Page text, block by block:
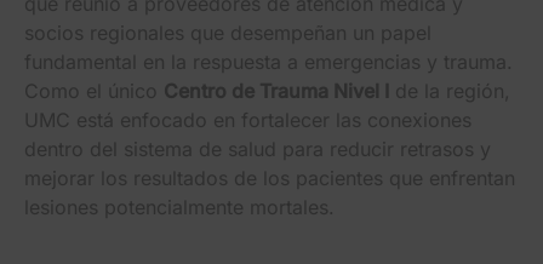
socios regionales que desempeñan un papel
fundamental en la respuesta a emergencias y trauma.
Como el único Centro de Trauma Nivel I de la región,
UMC está enfocado en fortalecer las conexiones
dentro del sistema de salud para reducir retrasos y
mejorar los resultados de los pacientes que enfrentan
lesiones potencialmente mortales.